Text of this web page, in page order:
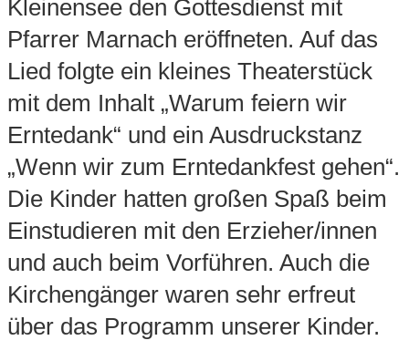
Kleinensee den Gottesdienst mit
Pfarrer Marnach eröffneten. Auf das
Lied folgte ein kleines Theaterstück
mit dem Inhalt „Warum feiern wir
Erntedank“ und ein Ausdruckstanz
„Wenn wir zum Erntedankfest gehen“.
Die Kinder hatten großen Spaß beim
Einstudieren mit den Erzieher/innen
und auch beim Vorführen. Auch die
Kirchengänger waren sehr erfreut
über das Programm unserer Kinder.